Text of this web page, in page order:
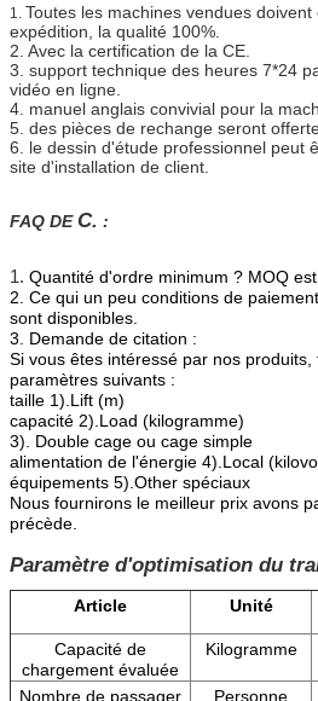
1. Toutes les machines vendues
expédition, la qualité 100%.
2. Avec la certification de la CE.
3. support technique des heures 7*24
vidéo en ligne.
4. manuel anglais convivial pour la
5. des pièces de rechange seront
6. le dessin d'étude professionnel peut
site d'installation de client.
FAQ DE C. :
1. Quantité d'ordre minimum ? MOQ est
2. Ce qui un peu conditions de
sont disponibles.
3. Demande de citation :
Si vous êtes intéressé par nos produits,
paramètres suivants :
taille 1).Lift (m)
capacité 2).Load (kilogramme)
3). Double cage ou cage simple
alimentation de l'énergie 4).Local
équipements 5).Other spéciaux
Nous fournirons le meilleur prix avons
précède.
Paramètre d'optimisation du
Article Unité
Capacité de
chargement évaluée
Kilogramme
Nombre de passager Personne